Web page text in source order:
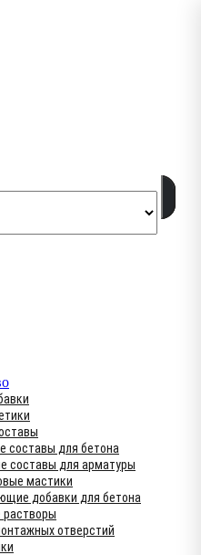
составы для бетона
составы для арматуры
мастики
добавки для бетона
отверстий